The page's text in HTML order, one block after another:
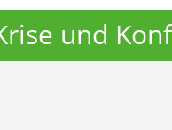
und